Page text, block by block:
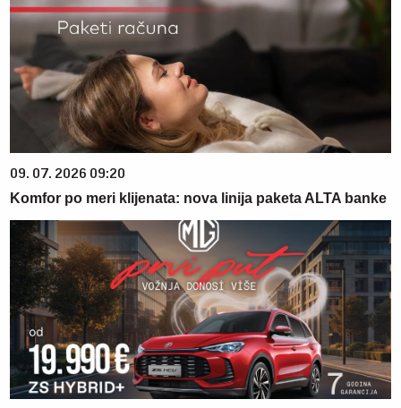
09. 07. 2026 09:20
Komfor po meri klijenata: nova linija paketa ALTA banke